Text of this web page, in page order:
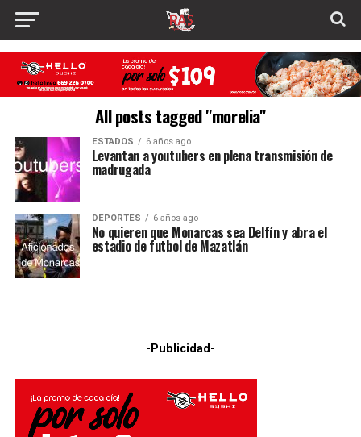
All posts tagged "morelia"
ESTADOS 6 años ago
Levantan a youtubers en plena transmisión de
madrugada
DEPORTES 6 años ago
No quieren que Monarcas sea Delfín y abra el
estadio de futbol de Mazatlán
-Publicidad-